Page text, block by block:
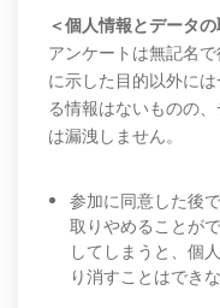
＜個人情報とデータ
アンケートは無記名
に示した目的以外に
る情報はないものの
は漏洩しません。
参加に同意した後
取りやめることが
してしまうと、個
り消すことはでき